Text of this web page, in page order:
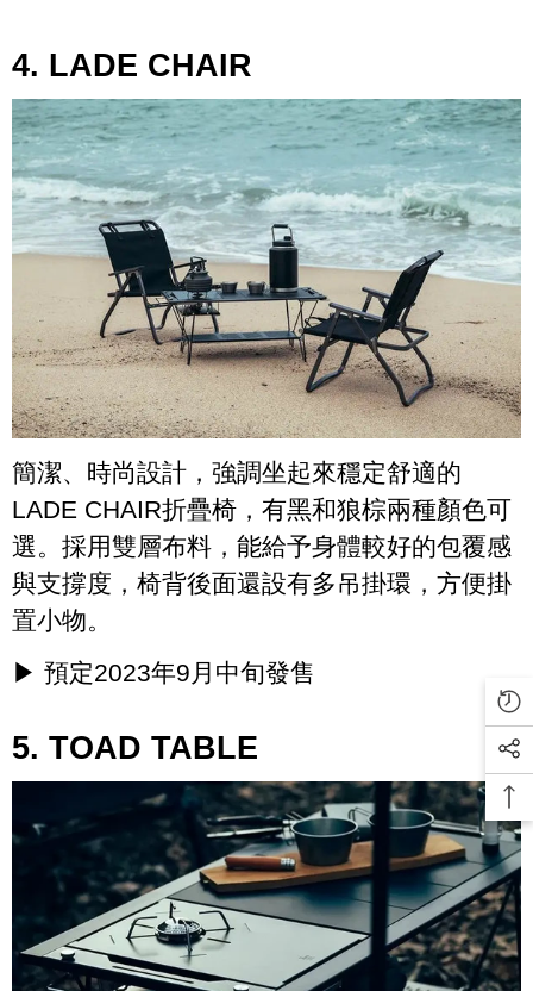
4. LADE CHAIR
簡潔、時尚設計，強調坐起來穩定舒適的
LADE CHAIR折疊椅，有黑和狼棕兩種顏色可
選。採用雙層布料，能給予身體較好的包覆感
與支撐度，椅背後面還設有多吊掛環，方便掛
置小物。
▶ 預定2023年9月中旬發售
5. TOAD TABLE